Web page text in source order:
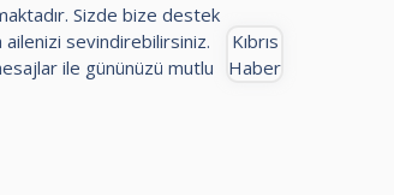
Kıbrıs
Haber
Sizde bize destek
ailenizi sevindirebilirsiniz.
ile gününüzü mutlu